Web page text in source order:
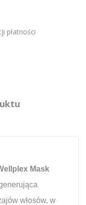
płatności
Mask
włosów, w